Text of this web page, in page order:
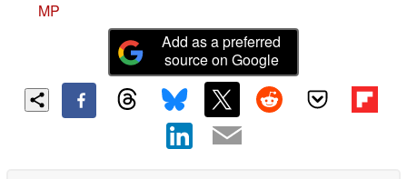
MP
Add as a preferred
source on Google